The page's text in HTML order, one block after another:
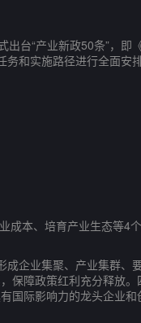
台“产业新政50条”，即
和实施路径进行全面安排
本、培育产业生态等4个
企业集聚、产业集群、
保障政策红利充分释放。
国际影响力的龙头企业和